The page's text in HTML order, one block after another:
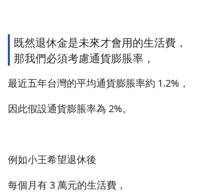
既然退休金是未來才會用的生活費，
那我們必須考慮通貨膨脹率，
最近五年台灣的平均通貨膨脹率約 1.2%，
因此假設通貨膨脹率為 2%。
例如小王希望退休後
每個月有 3 萬元的生活費，